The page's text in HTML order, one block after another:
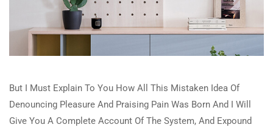
But I Must Explain To You How All This Mistaken Idea Of
Denouncing Pleasure And Praising Pain Was Born And I Will
Give You A Complete Account Of The System, And Expound